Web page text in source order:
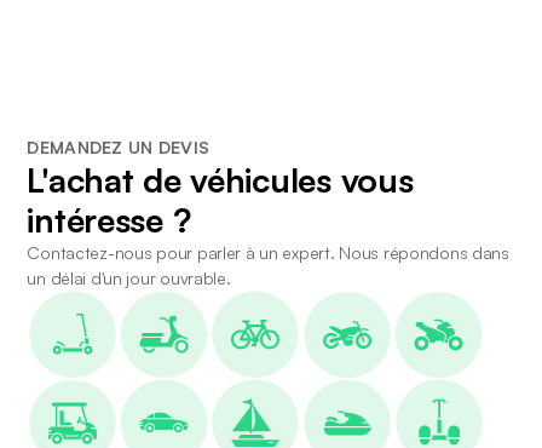
DEMANDEZ UN DEVIS
L'achat de véhicules vous
intéresse ?
Contactez-nous pour parler à un expert. Nous répondons dans
un délai d'un jour ouvrable.